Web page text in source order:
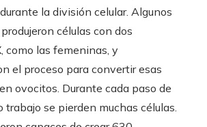
la división celular. Algunos
células con dos
como las femeninas, y
el proceso para convertir esas
ovocitos. Durante cada paso de
trabajo se pierden muchas células.